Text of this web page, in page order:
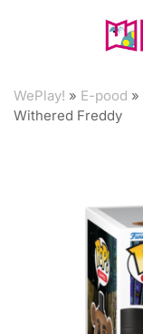
WePlay! » E-pood »
Withered Freddy